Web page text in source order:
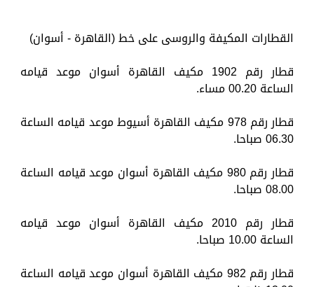
القطارات المكيفة والروسى على خط (القاهرة - أسوان)
قطار رقم 1902 مكيف القاهرة أسوان موعد قيامه
الساعة 00.20 مساء.
قطار رقم 978 مكيف القاهرة أسيوط موعد قيامه الساعة
06.30 صباحا.
قطار رقم 980 مكيف القاهرة أسوان موعد قيامه الساعة
08.00 صباحا.
قطار رقم 2010 مكيف القاهرة أسوان موعد قيامه
الساعة 10.00 صباحا.
قطار رقم 982 مكيف القاهرة أسوان موعد قيامه الساعة